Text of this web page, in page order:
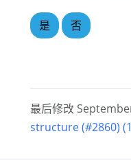
是 否
最后修改
structure (#2860)